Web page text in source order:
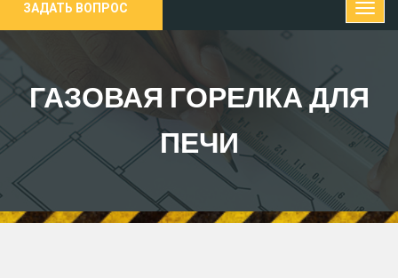
ЗАДАТЬ ВОПРОС
ГАЗОВАЯ ГОРЕЛКА ДЛЯ
ПЕЧИ